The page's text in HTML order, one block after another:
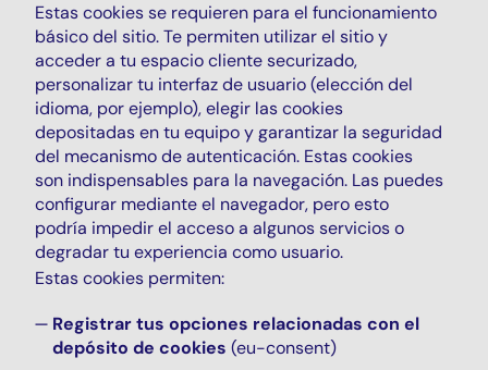
Estas cookies se requieren para el funcionamiento
básico del sitio. Te permiten utilizar el sitio y
acceder a tu espacio cliente securizado,
personalizar tu interfaz de usuario (elección del
idioma, por ejemplo), elegir las cookies
depositadas en tu equipo y garantizar la seguridad
del mecanismo de autenticación. Estas cookies
son indispensables para la navegación. Las puedes
configurar mediante el navegador, pero esto
podría impedir el acceso a algunos servicios o
degradar tu experiencia como usuario.
Estas cookies permiten:
Registrar tus opciones relacionadas con el
depósito de cookies (eu-consent)